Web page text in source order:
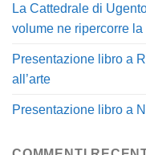
La Cattedrale di
volume ne ripercorre
Presentazione libro a
all’arte
Presentazione libro a